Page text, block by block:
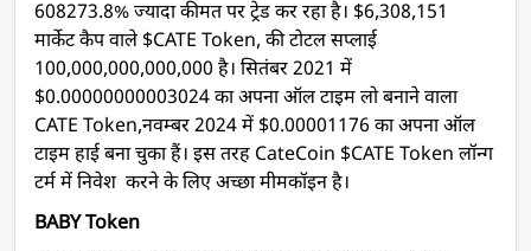
608273.8% ज्यादा कीमत पर ट्रेड कर रहा है। $6,308,151
मार्केट कैप वाले $CATE Token, की टोटल सप्लाई
100,000,000,000,000 है। सितंबर 2021 में
$0.00000000003024 का अपना ऑल टाइम लो बनाने वाला
CATE Token,नवम्बर 2024 में $0.00001176 का अपना ऑल
टाइम हाई बना चुका हैं। इस तरह CateCoin $CATE Token लॉन्ग
टर्म में निवेश करने के लिए अच्छा मीमकॉइन है।
BABY Token